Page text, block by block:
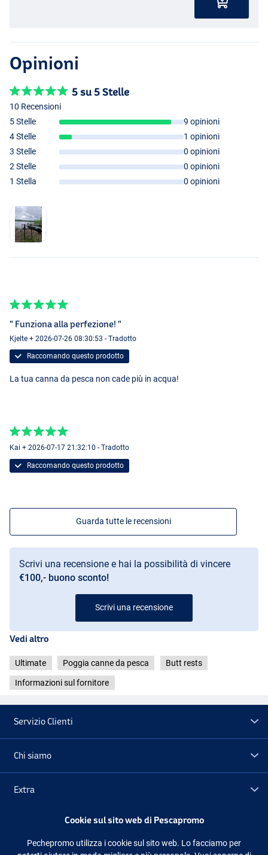
Opinioni
5 su 5 Stelle
10 Recensioni
5 Stelle
9 opinioni
4 Stelle
1 opinioni
3 Stelle
0 opinioni
2 Stelle
0 opinioni
1 Stella
0 opinioni
" Funziona alla perfezione! "
Kjelte + 2026-07-26 08:30:53 - Tradotto
Raccomando questo prodotto
La tua canna da pesca non cade più in acqua!
Kai + 2026-07-17 21:32:10 - Tradotto
Raccomando questo prodotto
Guarda tutte le recensioni
Scrivi una recensione e hai la possibilità di vincere
€100,- buono sconto!
Scrivi una recensione
Vedi altro
Ultimate Poggia canne da pesca Butt rests
Informazioni sul fornitore
Servizio Clienti
Chi siamo
Extra
Cookie sul sito web di Pescapromo
Pechepromo utilizza i cookie sul sito web. Lo facciamo per